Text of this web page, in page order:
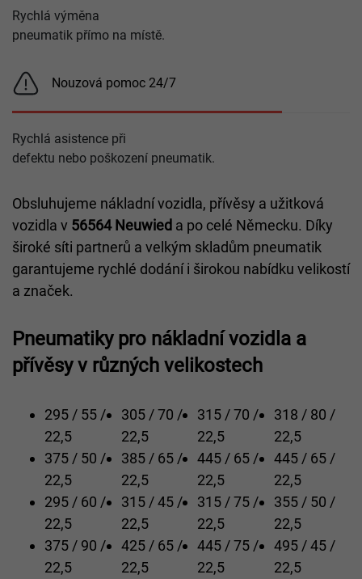
Rychlá výměna
pneumatik přímo na místě.
Nouzová pomoc 24/7
Rychlá asistence při
defektu nebo poškození pneumatik.
Obsluhujeme nákladní vozidla, přívěsy a užitková
vozidla v 56564 Neuwied a po celé Německu. Díky
široké síti partnerů a velkým skladům pneumatik
garantujeme rychlé dodání i širokou nabídku velikostí
a značek.
Pneumatiky pro nákladní vozidla a
přívěsy v různých velikostech
295 / 55 /
22,5
305 / 70 /
22,5
315 / 70 /
22,5
318 / 80 /
22,5
375 / 50 /
22,5
385 / 65 /
22,5
445 / 65 /
22,5
445 / 65 /
22,5
295 / 60 /
22,5
315 / 45 /
22,5
315 / 75 /
22,5
355 / 50 /
22,5
375 / 90 /
22,5
425 / 65 /
22,5
445 / 75 /
22,5
495 / 45 /
22,5